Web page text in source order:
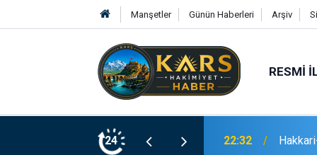
Manşetler Günün Haberleri Arşiv
RESMI
24
gram eroin ele geçirildi 21:02